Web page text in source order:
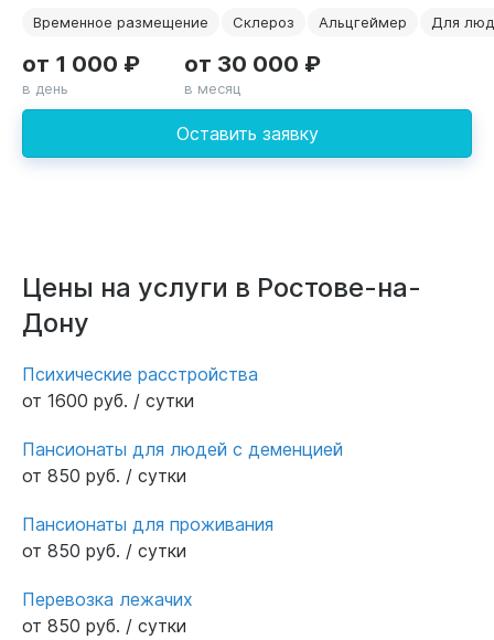
Временное размещение Склероз Альцгеймер Для
Оставить заявку
от 1 000 ₽
в день
от 30 000 ₽
в месяц
Цены на услуги в Ростове-на-
Дону
Психические расстройства
от 1600 руб. / сутки
Пансионаты для людей с деменцией
от 850 руб. / сутки
Пансионаты для проживания
от 850 руб. / сутки
Перевозка лежачих
от 850 руб. / сутки